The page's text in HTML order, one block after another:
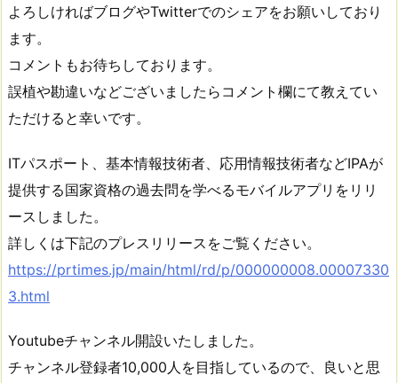
よろしければブログやTwitterでのシェアをお願いしており
ます。
コメントもお待ちしております。
誤植や勘違いなどございましたらコメント欄にて教えてい
ただけると幸いです。
ITパスポート、基本情報技術者、応用情報技術者などIPAが
提供する国家資格の過去問を学べるモバイルアプリをリリ
ースしました。
詳しくは下記のプレスリリースをご覧ください。
https://prtimes.jp/main/html/rd/p/000000008.00007330
3.html
Youtubeチャンネル開設いたしました。
チャンネル登録者10,000人を目指しているので、良いと思